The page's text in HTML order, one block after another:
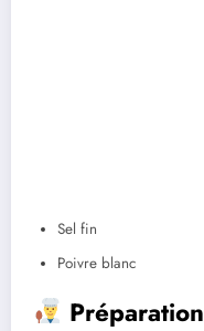
Sel fin
Poivre blanc
Préparation